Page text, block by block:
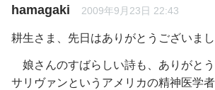
hamagaki 2009年9月23日 22:43
耕生さま、先日はありがとうございまし
娘さんのすばらしい詩も、ありがと
サリヴァンというアメリカの精神医学